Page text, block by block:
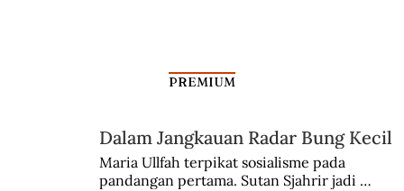
Kisah Leluhur Ahmad Subardjo
PREMIUM
Dalam Jangkauan Radar Bung Kecil
Maria Ullfah terpikat sosialisme pada
pandangan pertama. Sutan Sjahrir jadi